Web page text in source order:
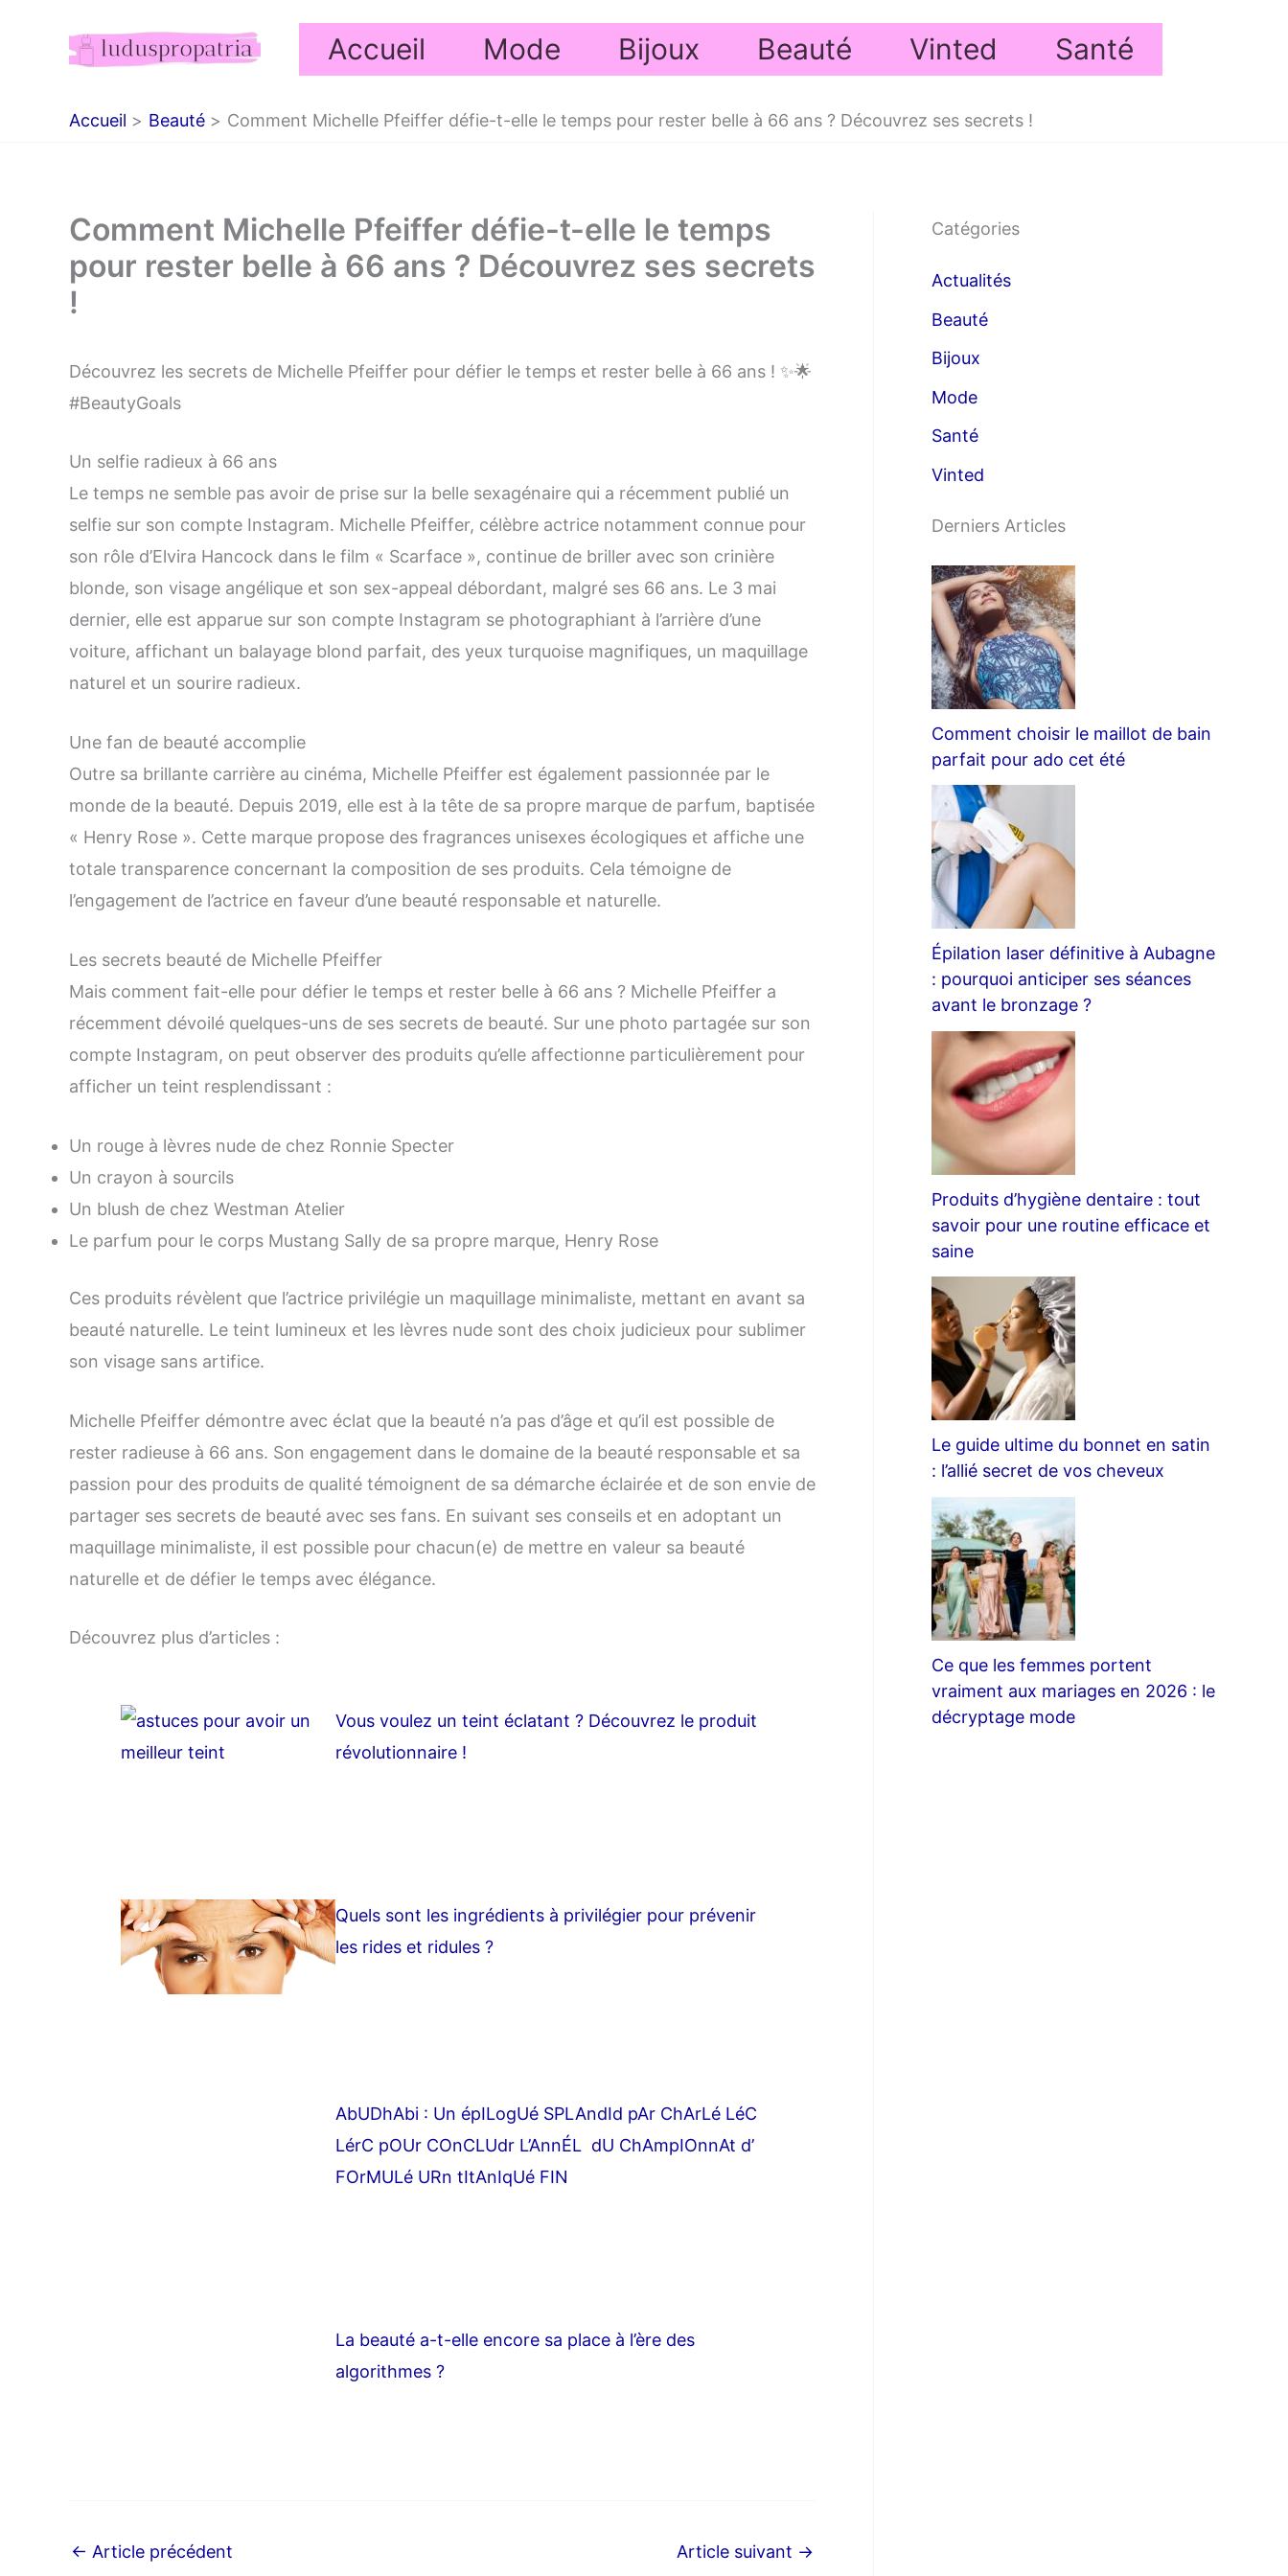
Accueil Mode Bijoux Beauté Vinted Santé
Accueil Beauté Comment Michelle Pfeiffer défie-t-elle le temps pour rester belle à 66 ans ? Découvrez ses secrets !
Comment Michelle Pfeiffer défie-t-elle le temps
pour rester belle à 66 ans ? Découvrez ses secrets
!
Découvrez les secrets de Michelle Pfeiffer pour défier le temps et rester belle à 66 ans ! ✨🌟
#BeautyGoals
Un selfie radieux à 66 ans
Le temps ne semble pas avoir de prise sur la belle sexagénaire qui a récemment publié un
selfie sur son compte Instagram. Michelle Pfeiffer, célèbre actrice notamment connue pour
son rôle d’Elvira Hancock dans le film « Scarface », continue de briller avec son crinière
blonde, son visage angélique et son sex-appeal débordant, malgré ses 66 ans. Le 3 mai
dernier, elle est apparue sur son compte Instagram se photographiant à l’arrière d’une
voiture, affichant un balayage blond parfait, des yeux turquoise magnifiques, un maquillage
naturel et un sourire radieux.
Une fan de beauté accomplie
Outre sa brillante carrière au cinéma, Michelle Pfeiffer est également passionnée par le
monde de la beauté. Depuis 2019, elle est à la tête de sa propre marque de parfum, baptisée
« Henry Rose ». Cette marque propose des fragrances unisexes écologiques et affiche une
totale transparence concernant la composition de ses produits. Cela témoigne de
l’engagement de l’actrice en faveur d’une beauté responsable et naturelle.
Les secrets beauté de Michelle Pfeiffer
Mais comment fait-elle pour défier le temps et rester belle à 66 ans ? Michelle Pfeiffer a
récemment dévoilé quelques-uns de ses secrets de beauté. Sur une photo partagée sur son
compte Instagram, on peut observer des produits qu’elle affectionne particulièrement pour
afficher un teint resplendissant :
Un rouge à lèvres nude de chez Ronnie Specter
Un crayon à sourcils
Un blush de chez Westman Atelier
Le parfum pour le corps Mustang Sally de sa propre marque, Henry Rose
Ces produits révèlent que l’actrice privilégie un maquillage minimaliste, mettant en avant sa
beauté naturelle. Le teint lumineux et les lèvres nude sont des choix judicieux pour sublimer
son visage sans artifice.
Michelle Pfeiffer démontre avec éclat que la beauté n’a pas d’âge et qu’il est possible de
rester radieuse à 66 ans. Son engagement dans le domaine de la beauté responsable et sa
passion pour des produits de qualité témoignent de sa démarche éclairée et de son envie de
partager ses secrets de beauté avec ses fans. En suivant ses conseils et en adoptant un
maquillage minimaliste, il est possible pour chacun(e) de mettre en valeur sa beauté
naturelle et de défier le temps avec élégance.
Découvrez plus d’articles :
Vous voulez un teint éclatant ? Découvrez le produit
révolutionnaire !
Quels sont les ingrédients à privilégier pour prévenir
les rides et ridules ?
AbUDhAbi : Un épILogUé SPLAndId pAr ChArLé LéC
LérC pOUr COnCLUdr L’AnnÉL dU ChAmpIOnnAt d’
FOrMULé URn tItAnIqUé FIN
La beauté a-t-elle encore sa place à l’ère des
algorithmes ?
← Article précédent Article suivant →
Catégories
Actualités
Beauté
Bijoux
Mode
Santé
Vinted
Derniers Articles
Comment choisir le maillot de bain
parfait pour ado cet été
Épilation laser définitive à Aubagne
: pourquoi anticiper ses séances
avant le bronzage ?
Produits d’hygiène dentaire : tout
savoir pour une routine efficace et
saine
Le guide ultime du bonnet en satin
: l’allié secret de vos cheveux
Ce que les femmes portent
vraiment aux mariages en 2026 : le
décryptage mode